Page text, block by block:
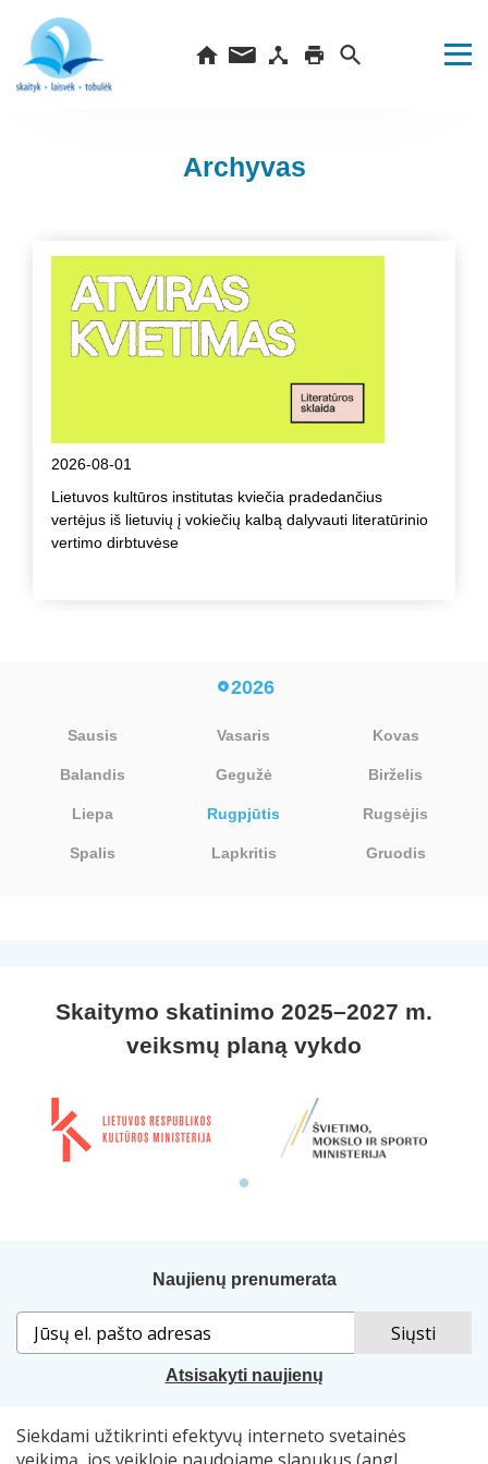
Siekdami užtikrinti efektyvų interneto svetainės
Archyvas
2026-08-01
Lietuvos kultūros institutas kviečia pradedančius
vertėjus iš lietuvių į vokiečių kalbą dalyvauti literatūrinio
vertimo dirbtuvėse
2026
Sausis Vasaris Kovas
Balandis Gegužė Birželis
Liepa Rugpjūtis Rugsėjis
Spalis Lapkritis Gruodis
Skaitymo skatinimo 2025–2027 m.
veiksmų planą vykdo
Naujienų prenumerata
Atsisakyti naujienų
Sprendimas: „Idamas“ . Naudojama „Smart Web“ sistema.